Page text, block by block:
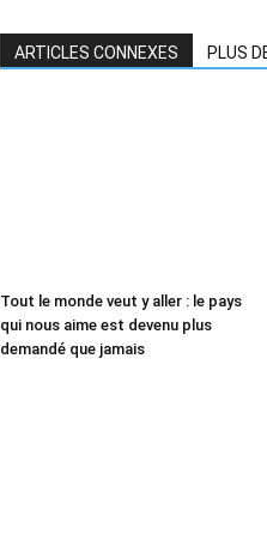
ARTICLES CONNEXES PLUS
Tout le monde veut y aller : le pays
qui nous aime est devenu plus
demandé que jamais